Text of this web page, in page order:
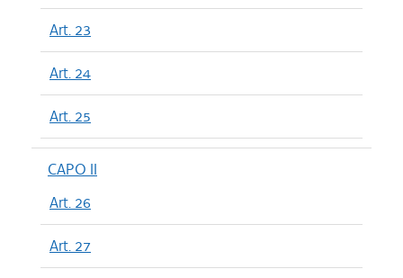
Art. 23
Art. 24
Art. 25
CAPO II
Art. 26
Art. 27